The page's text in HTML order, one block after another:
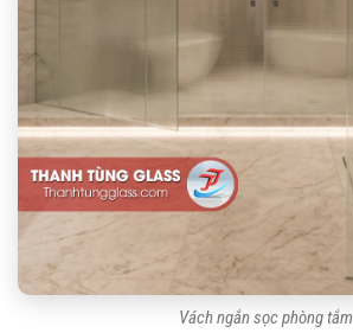
Vách ngắn sọc phòng tắm